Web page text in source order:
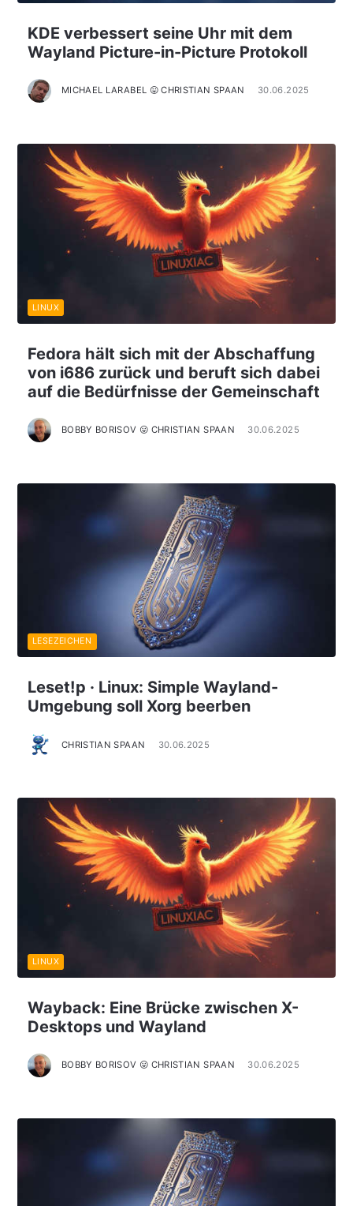
KDE verbessert seine Uhr mit dem
Wayland Picture-in-Picture Protokoll
MICHAEL LARABEL 😛 CHRISTIAN SPAAN 30.06.2025
Fedora hält sich mit der Abschaffung
von i686 zurück und beruft sich dabei
auf die Bedürfnisse der Gemeinschaft
BOBBY BORISOV 😛 CHRISTIAN SPAAN 30.06.2025
LINUX
Leset!p · Linux: Simple Wayland-
Umgebung soll Xorg beerben
CHRISTIAN SPAAN 30.06.2025
LESEZEICHEN
Wayback: Eine Brücke zwischen X-
Desktops und Wayland
BOBBY BORISOV 😛 CHRISTIAN SPAAN 30.06.2025
LINUX